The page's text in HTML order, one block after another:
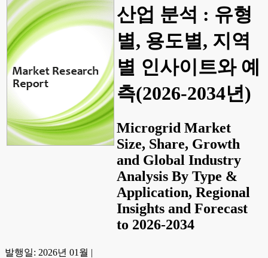
산업 분석 : 유형
별, 용도별, 지역
별 인사이트와 예
측(2026-2034년)
Microgrid Market
Size, Share, Growth
and Global Industry
Analysis By Type &
Application, Regional
Insights and Forecast
to 2026-2034
발행일: 2026년 01월 |